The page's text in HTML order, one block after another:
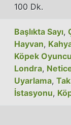
100 Dk.
Başlıkta Sayı,
Hayvan,
Köpek
Londra,
Uyarlama,
İstasyonu,